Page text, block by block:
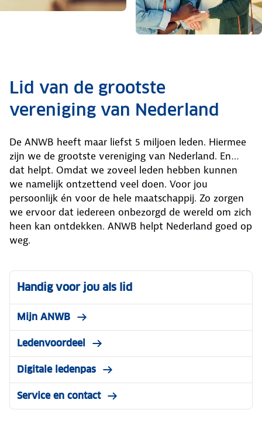
Lid van de grootste
vereniging van Nederland
De ANWB heeft maar liefst 5 miljoen leden. Hiermee
zijn we de grootste vereniging van Nederland. En…
dat helpt. Omdat we zoveel leden hebben kunnen
we namelijk ontzettend veel doen. Voor jou
persoonlijk én voor de hele maatschappij. Zo zorgen
we ervoor dat iedereen onbezorgd de wereld om zich
heen kan ontdekken. ANWB helpt Nederland goed op
weg.
Handig voor jou als lid
Mijn ANWB
Ledenvoordeel
Digitale ledenpas
Service en contact